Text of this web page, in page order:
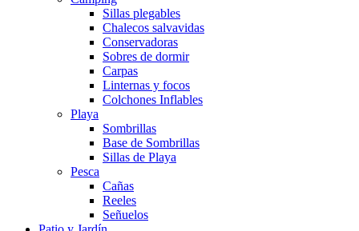
Sillas plegables
Chalecos salvavidas
Conservadoras
Sobres de dormir
Carpas
Linternas y focos
Colchones Inflables
Playa
Sombrillas
Base de Sombrillas
Sillas de Playa
Pesca
Cañas
Reeles
Señuelos